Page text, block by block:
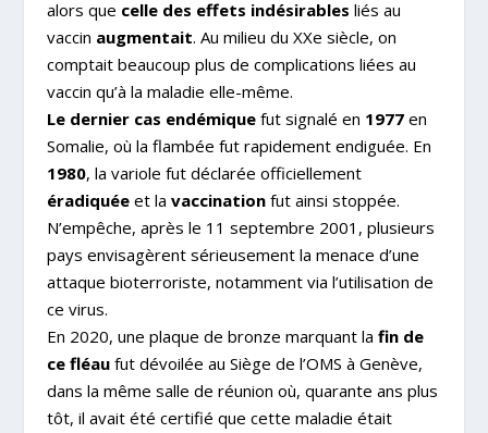
alors que celle des effets indésirables liés au
vaccin augmentait. Au milieu du XXe siècle, on
comptait beaucoup plus de complications liées au
vaccin qu’à la maladie elle-même.
Le dernier cas endémiquefut signalé en 1977en
Somalie, où la flambée fut rapidement endiguée. En
1980, la variole fut déclarée officiellement
éradiquéeet la vaccinationfut ainsi stoppée.
N’empêche, après le 11 septembre 2001, plusieurs
pays envisagèrent sérieusement la menace d’une
attaque bioterroriste, notamment via l’utilisation de
ce virus.
En 2020, une plaque de bronze marquant la fin de
ce fléaufut dévoilée au Siège de l’OMS à Genève,
dans la même salle de réunion où, quarante ans plus
tôt, il avait été certifié que cette maladie était